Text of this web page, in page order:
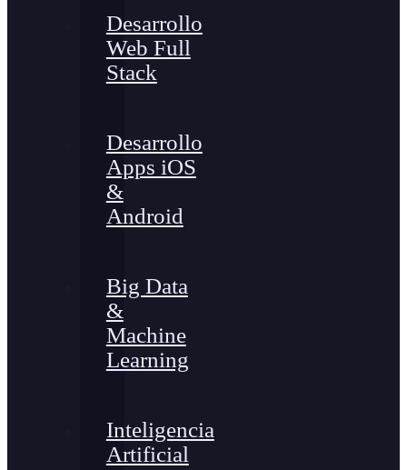
Desarrollo
Web Full
Stack
Desarrollo
Apps iOS
&
Android
Big Data
&
Machine
Learning
Inteligencia
Artificial